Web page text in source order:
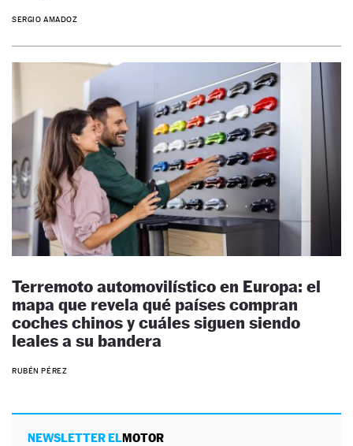
SERGIO AMADOZ
Terremoto automovilístico en Europa: el
mapa que revela qué países compran
coches chinos y cuáles siguen siendo
leales a su bandera
RUBÉN PÉREZ
NEWSLETTER ELMOTOR